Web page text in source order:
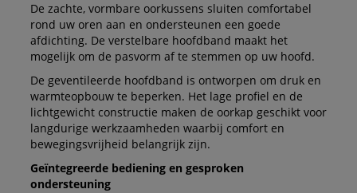
De zachte, vormbare oorkussens sluiten comfortabel
rond uw oren aan en ondersteunen een goede
afdichting. De verstelbare hoofdband maakt het
mogelijk om de pasvorm af te stemmen op uw hoofd.
De geventileerde hoofdband is ontworpen om druk en
warmteopbouw te beperken. Het lage profiel en de
lichtgewicht constructie maken de oorkap geschikt voor
langdurige werkzaamheden waarbij comfort en
bewegingsvrijheid belangrijk zijn.
Geïntegreerde bediening en gesproken
ondersteuning